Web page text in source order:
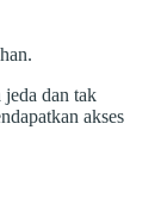
jeda dan tak
akses